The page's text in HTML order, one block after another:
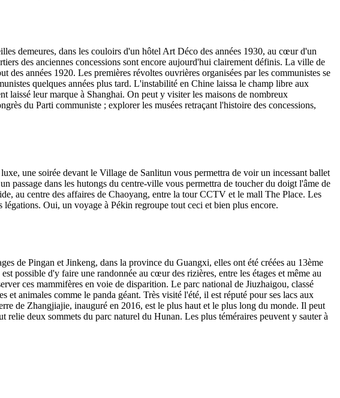
demeures, dans les couloirs d'un hôtel Art Déco des années 1930, au cœur d'un
des anciennes concessions sont encore aujourd'hui clairement définis. La ville de
années 1920. Les premières révoltes ouvrières organisées par les communistes se
quelques années plus tard. L'instabilité en Chine laissa le champ libre aux
laissé leur marque à Shanghai. On peut y visiter les maisons de nombreux
du Parti communiste ; explorer les musées retraçant l'histoire des concessions,
une soirée devant le Village de Sanlitun vous permettra de voir un incessant ballet
passage dans les hutongs du centre-ville vous permettra de toucher du doigt l'âme de
au centre des affaires de Chaoyang, entre la tour CCTV et le mall The Place. Les
Oui, un voyage à Pékin regroupe tout ceci et bien plus encore.
de Pingan et Jinkeng, dans la province du Guangxi, elles ont été créées au 13ème
possible d'y faire une randonnée au cœur des rizières, entre les étages et même au
ces mammifères en voie de disparition. Le parc national de Jiuzhaigou, classé
et animales comme le panda géant. Très visité l'été, il est réputé pour ses lacs aux
de Zhangjiajie, inauguré en 2016, est le plus haut et le plus long du monde. Il peut
deux sommets du parc naturel du Hunan. Les plus téméraires peuvent y sauter à